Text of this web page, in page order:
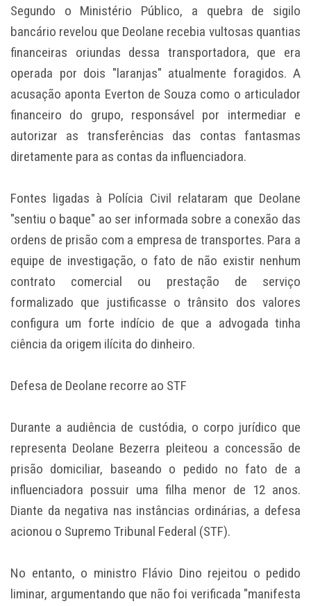
Segundo o Ministério Público, a quebra de sigilo
bancário revelou que Deolane recebia vultosas quantias
financeiras oriundas dessa transportadora, que era
operada por dois "laranjas" atualmente foragidos. A
acusação aponta Everton de Souza como o articulador
financeiro do grupo, responsável por intermediar e
autorizar as transferências das contas fantasmas
diretamente para as contas da influenciadora.
Fontes ligadas à Polícia Civil relataram que Deolane
"sentiu o baque" ao ser informada sobre a conexão das
ordens de prisão com a empresa de transportes. Para a
equipe de investigação, o fato de não existir nenhum
contrato comercial ou prestação de serviço
formalizado que justificasse o trânsito dos valores
configura um forte indício de que a advogada tinha
ciência da origem ilícita do dinheiro.
Defesa de Deolane recorre ao STF
Durante a audiência de custódia, o corpo jurídico que
representa Deolane Bezerra pleiteou a concessão de
prisão domiciliar, baseando o pedido no fato de a
influenciadora possuir uma filha menor de 12 anos.
Diante da negativa nas instâncias ordinárias, a defesa
acionou o Supremo Tribunal Federal (STF).
No entanto, o ministro Flávio Dino rejeitou o pedido
liminar, argumentando que não foi verificada "manifesta